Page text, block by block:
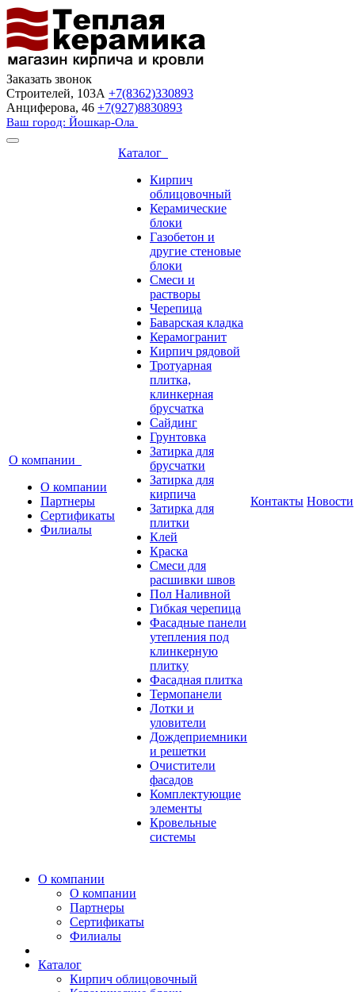
Заказать звонок
Строителей, 103А +7(8362)330893
Анциферова, 46 +7(927)8830893
Ваш город: Йошкар-Ола
О компании
О компании
Партнеры
Сертификаты
Филиалы
Каталог
Кирпич
облицовочный
Керамические
блоки
Газобетон и
другие стеновые
блоки
Смеси и
растворы
Черепица
Баварская кладка
Керамогранит
Кирпич рядовой
Тротуарная
плитка,
клинкерная
брусчатка
Сайдинг
Грунтовка
Затирка для
брусчатки
Затирка для
кирпича
Затирка для
плитки
Клей
Краска
Смеси для
расшивки швов
Пол Наливной
Гибкая черепица
Фасадные панели
утепления под
клинкерную
плитку
Фасадная плитка
Термопанели
Лотки и
уловители
Дождеприемники
и решетки
Очистители
фасадов
Комплектующие
элементы
Кровельные
системы
Контакты Новости
О компании
О компании
Партнеры
Сертификаты
Филиалы
Каталог
Кирпич облицовочный